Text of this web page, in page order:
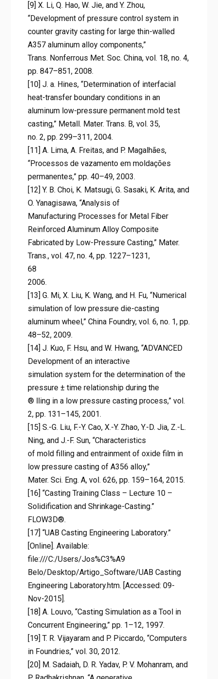
[9] X. Li, Q. Hao, W. Jie, and Y. Zhou,
“Development of pressure control system in
counter gravity casting for large thin-walled
A357 aluminum alloy components,”
Trans. Nonferrous Met. Soc. China, vol. 18, no. 4,
pp. 847–851, 2008.
[10] J. a. Hines, “Determination of interfacial
heat-transfer boundary conditions in an
aluminum low-pressure permanent mold test
casting,” Metall. Mater. Trans. B, vol. 35,
no. 2, pp. 299–311, 2004.
[11] A. Lima, A. Freitas, and P. Magalhães,
“Processos de vazamento em moldações
permanentes,” pp. 40–49, 2003.
[12] Y. B. Choi, K. Matsugi, G. Sasaki, K. Arita, and
O. Yanagisawa, “Analysis of
Manufacturing Processes for Metal Fiber
Reinforced Aluminum Alloy Composite
Fabricated by Low-Pressure Casting,” Mater.
Trans., vol. 47, no. 4, pp. 1227–1231,
68
2006.
[13] G. Mi, X. Liu, K. Wang, and H. Fu, “Numerical
simulation of low pressure die-casting
aluminum wheel,” China Foundry, vol. 6, no. 1, pp.
48–52, 2009.
[14] J. Kuo, F. Hsu, and W. Hwang, “ADVANCED
Development of an interactive
simulation system for the determination of the
pressure ± time relationship during the
® lling in a low pressure casting process,” vol.
2, pp. 131–145, 2001.
[15] S.-G. Liu, F.-Y. Cao, X.-Y. Zhao, Y.-D. Jia, Z.-L.
Ning, and J.-F. Sun, “Characteristics
of mold filling and entrainment of oxide film in
low pressure casting of A356 alloy,”
Mater. Sci. Eng. A, vol. 626, pp. 159–164, 2015.
[16] “Casting Training Class – Lecture 10 –
Solidification and Shrinkage-Casting.”
FLOW3D®.
[17] “UAB Casting Engineering Laboratory.”
[Online]. Available:
file:///C:/Users/Jos%C3%A9
Belo/Desktop/Artigo_Software/UAB Casting
Engineering Laboratory.htm. [Accessed: 09-
Nov-2015].
[18] A. Louvo, “Casting Simulation as a Tool in
Concurrent Engineering,” pp. 1–12, 1997.
[19] T. R. Vijayaram and P. Piccardo, “Computers
in Foundries,” vol. 30, 2012.
[20] M. Sadaiah, D. R. Yadav, P. V. Mohanram, and